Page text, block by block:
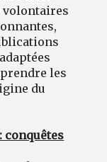
volontaires
les
du
conquêtes